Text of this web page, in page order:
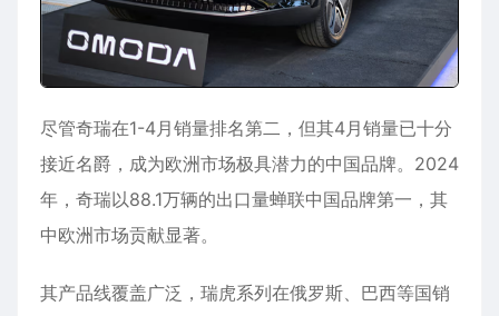
尽管奇瑞在1-4月销量排名第二，但其4月销量已十分
接近名爵，成为欧洲市场极具潜力的中国品牌。2024
年，奇瑞以88.1万辆的出口量蝉联中国品牌第一，其
中欧洲市场贡献显著。
其产品线覆盖广泛，瑞虎系列在俄罗斯、巴西等国销